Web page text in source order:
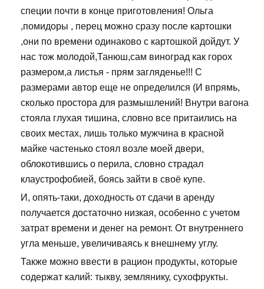
специи почти в конце приготовления! Ольга
,помидоры , перец можно сразу после картошки
,они по времени одинаково с картошкой дойдут. У
нас тож молодой,Танюш,сам виноград как горох
размером,а листья - прям загляденье!!! С
размерами автор еще не определился (И впрямь,
сколько простора для размышлений! Внутри вагона
стояла глухая тишина, словно все притаились на
своих местах, лишь только мужчина в красной
майке частенько стоял возле моей двери,
облокотившись о перила, словно страдал
клаустрофобией, боясь зайти в своё купе.
И, опять-таки, доходность от сдачи в аренду
получается достаточно низкая, особенно с учетом
затрат времени и денег на ремонт. От внутреннего
угла меньше, увеличиваясь к внешнему углу.
Также можно ввести в рацион продукты, которые
содержат калий: тыкву, землянику, сухофрукты.